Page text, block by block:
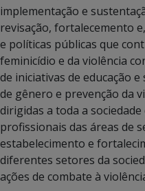
implementação e
revisação, fortalecemento
e políticas públicas que
feminicídio e da violência
de iniciativas de educação
de gênero e prevenção da
dirigidas a toda a
profissionais das áreas de
estabelecimento e
diferentes setores da
ações de combate à